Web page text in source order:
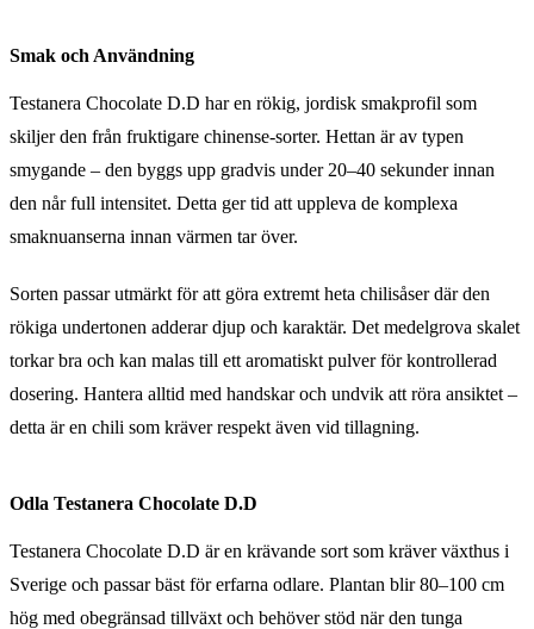
Smak och Användning
Testanera Chocolate D.D har en rökig, jordisk smakprofil som
skiljer den från fruktigare chinense-sorter. Hettan är av typen
smygande – den byggs upp gradvis under 20–40 sekunder innan
den når full intensitet. Detta ger tid att uppleva de komplexa
smaknuanserna innan värmen tar över.
Sorten passar utmärkt för att göra extremt heta chilisåser där den
rökiga undertonen adderar djup och karaktär. Det medelgrova skalet
torkar bra och kan malas till ett aromatiskt pulver för kontrollerad
dosering. Hantera alltid med handskar och undvik att röra ansiktet –
detta är en chili som kräver respekt även vid tillagning.
Odla Testanera Chocolate D.D
Testanera Chocolate D.D är en krävande sort som kräver växthus i
Sverige och passar bäst för erfarna odlare. Plantan blir 80–100 cm
hög med obegränsad tillväxt och behöver stöd när den tunga